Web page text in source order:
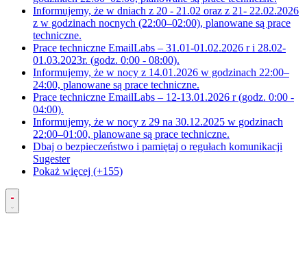
Informujemy, że w dniach z 20 - 21.02 oraz z 21- 22.02.2026
z w godzinach nocnych (22:00–02:00), planowane są prace
techniczne.
Prace techniczne EmailLabs – 31.01-01.02.2026 r i 28.02-
01.03.2023r. (godz. 0:00 - 08:00).
Informujemy, że w nocy z 14.01.2026 w godzinach 22:00–
24:00, planowane są prace techniczne.
Prace techniczne EmailLabs – 12-13.01.2026 r (godz. 0:00 -
04:00).
Informujemy, że w nocy z 29 na 30.12.2025 w godzinach
22:00–01:00, planowane są prace techniczne.
Dbaj o bezpieczeństwo i pamiętaj o regułach komunikacji
Sugester
Pokaż więcej (+155)